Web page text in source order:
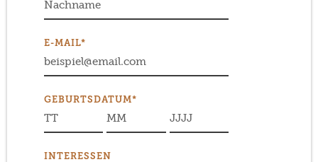
E-MAIL*
GEBURTSDATUM*
INTERESSEN